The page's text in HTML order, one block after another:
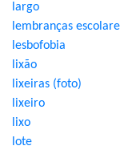
largo
lembranças
lesbofobia
lixão
lixeiras (foto)
lixeiro
lixo
lote